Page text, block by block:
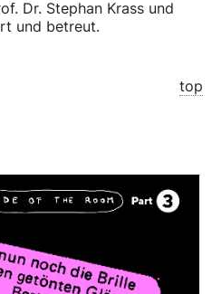
Dr. Stephan Krass und
und betreut.
top